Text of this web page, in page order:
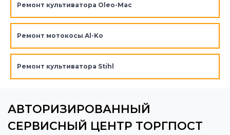
Ремонт культиватора Oleo-Mac
Ремонт мотокосы Al-Ko
Ремонт культиватора Stihl
АВТОРИЗИРОВАННЫЙ
СЕРВИСНЫЙ ЦЕНТР ТОРГПОСТ